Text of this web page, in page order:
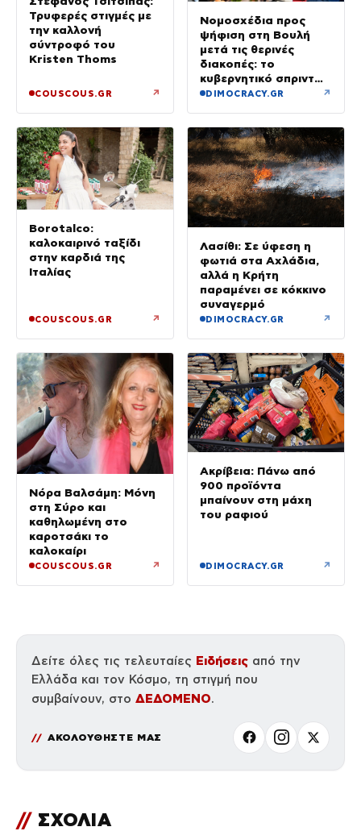
Τρυφερές στιγμές με
την καλλονή
σύντροφό του
Kristen Thoms
COUSCOUS.GR ↗
Νομοσχέδια προς
ψήφιση στη Βουλή
μετά τις θερινές
διακοπές: το
κυβερνητικό σπριντ
μετά τον
DIMOCRACY.GR ↗
Borotalco:
καλοκαιρινό ταξίδι
στην καρδιά της
Ιταλίας
COUSCOUS.GR ↗
Λασίθι: Σε ύφεση η
φωτιά στα Αχλάδια,
αλλά η Κρήτη
παραμένει σε κόκκινο
συναγερμό
DIMOCRACY.GR ↗
Νόρα Βαλσάμη: Μόνη
στη Σύρο και
καθηλωμένη στο
καροτσάκι το
καλοκαίρι
COUSCOUS.GR ↗
Ακρίβεια: Πάνω από
900 προϊόντα
μπαίνουν στη μάχη
του ραφιού
DIMOCRACY.GR ↗
Δείτε όλες τις τελευταίες Ειδήσεις από την
Ελλάδα και τον Κόσμο, τη στιγμή που
συμβαίνουν, στο ΔΕΔΟΜΕΝΟ.
ΑΚΟΛΟΥΘΗΣΤΕ ΜΑΣ
// ΣΧΟΛΙΑ